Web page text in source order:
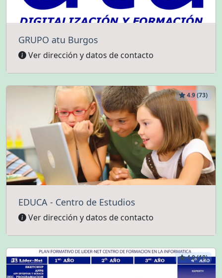
GRUPO atu Burgos
Ver dirección y datos de contacto
4.9 (73)
EDUCA - Centro de Estudios
Ver dirección y datos de contacto
4.9 (19)